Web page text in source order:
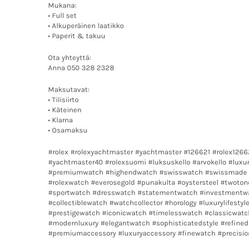
Mukana:
• Full set
• Alkuperäinen laatikko
• Paperit & takuu
Ota yhteyttä:
Anna 050 328 2328
Maksutavat:
• Tilisiirto
• Käteinen
• Klarna
• Osamaksu
#rolex #rolexyachtmaster #yachtmaster #126621
#yachtmaster40 #rolexsuomi #luksuskello #arvokello
#premiumwatch #highendwatch #swisswatch #swissmade
#rolexwatch #everosegold #punakulta #oystersteel
#sportwatch #dresswatch #statementwatch
#collectiblewatch #watchcollector #horology #luxurylifestyle
#prestigewatch #iconicwatch #timelesswatch
#modernluxury #elegantwatch #sophisticatedstyle
#premiumaccessory #luxuryaccessory #finewatch